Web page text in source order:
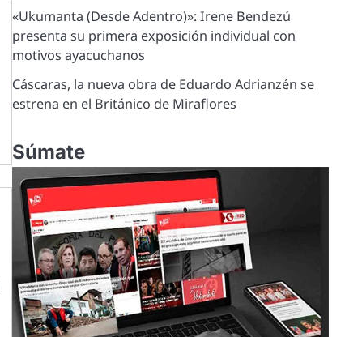
«Ukumanta (Desde Adentro)»: Irene Bendezú
presenta su primera exposición individual con
motivos ayacuchanos
Cáscaras, la nueva obra de Eduardo Adrianzén se
estrena en el Británico de Miraflores
Súmate